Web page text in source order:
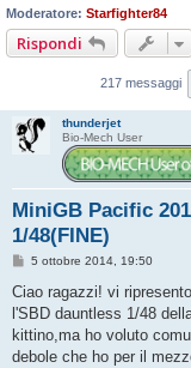
Moderatore: Starfighter84
Rispondi
217 messaggi
thunderjet
Bio-Mech User
MiniGB Pacific
1/48(FINE)
M
s
a
g
i
5 ottobre 2014, 19:50
Ciao ragazzi! vi
l'SBD dauntless 1/48
kittino,ma ho voluto
debole che ho per il